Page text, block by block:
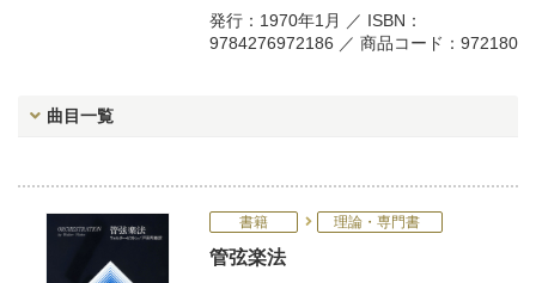
発行：1970年1月 ／ ISBN：
9784276972186 ／ 商品コード：972180
曲目一覧
書籍 理論・専門書
管弦楽法